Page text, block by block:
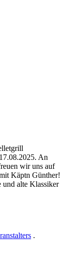
An
wir uns auf
Käptn Günther!
und alte Klassiker
.